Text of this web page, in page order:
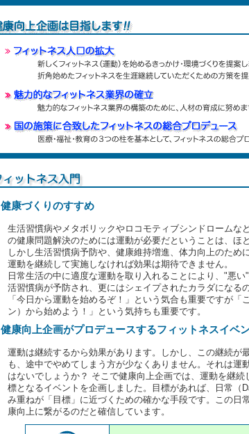
健康づくりのすすめ
生活習慣病やメタボリックやロコモティブシンドロームな
の健康問題解決のためには運動が必要だということは、ほ
しかし生活習慣病予防や、健康維持増進、体力向上のた
運動を継続して実施しなければ効果は期待できません。
日常生活の中に適度な運動を取り入れることにより、"悪
活習慣病が予防され、更にはシェイプされたカラダになるの
「今日から運動を始めるぞ！」という気合も重要ですが
ン）から始めよう！」という気持ちも重要です。
健康向上企画がプロデュースするフィットネスイベ
運動は継続するから効果があります。しかし、この継続が
も、途中でやめてしまう方が少なくありません。それは
はないでしょうか？ そこで健康向上企画では、運動を継
標となるイベントを企画しました。目標があれば、日常（
み重ねが「目標」に近づくための確かな手段です。この日
康向上に繋がるのだと確信しています。